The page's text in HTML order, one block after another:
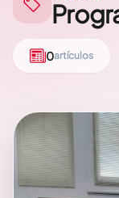
0artículos